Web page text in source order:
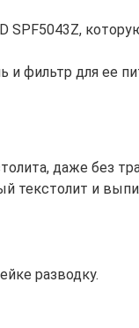
SPF5043Z,
и фильтр для ее
даже без
текстолит и
разводку.